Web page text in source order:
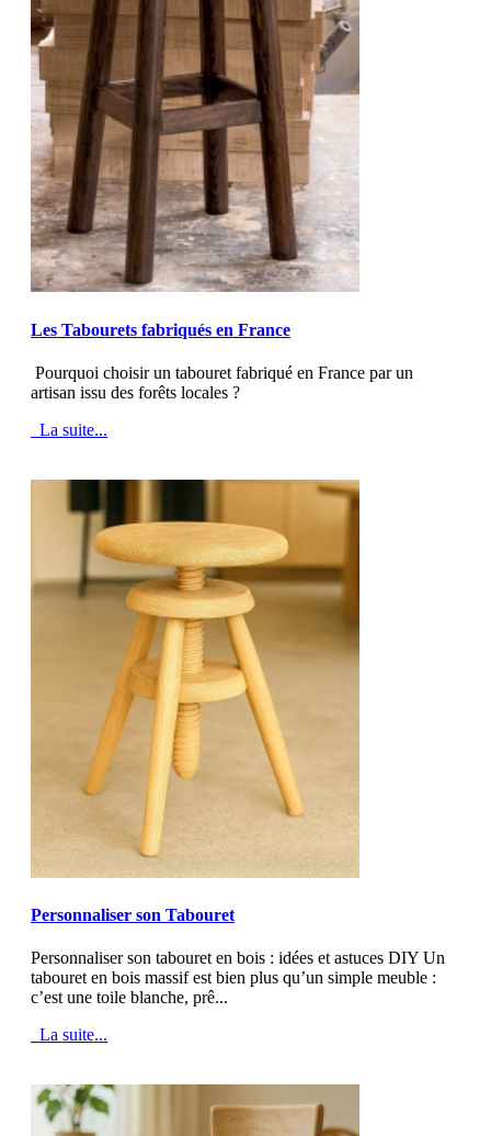
Les Tabourets fabriqués en France
Pourquoi choisir un tabouret fabriqué en France par un
artisan issu des forêts locales ?
La suite...
Personnaliser son Tabouret
Personnaliser son tabouret en bois : idées et astuces DIY Un
tabouret en bois massif est bien plus qu’un simple meuble :
c’est une toile blanche, prê...
La suite...